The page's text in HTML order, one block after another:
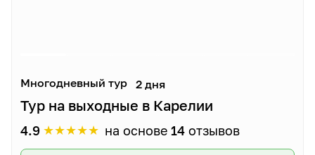
Многодневный тур 2 дня
Тур на выходные в Карелии
4.9 ★★★★★ на основе 14 отзывов